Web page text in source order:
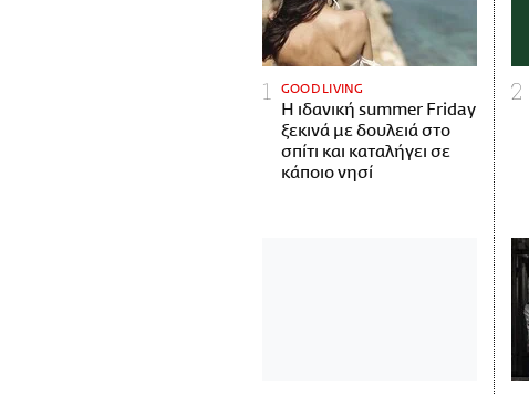
GOOD LIVING
Η ιδανική summer Friday
ξεκινά με δουλειά στο
σπίτι και καταλήγει σε
κάποιο νησί